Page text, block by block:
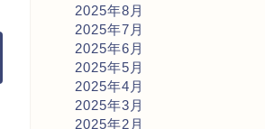
2025年8月
2025年7月
2025年6月
2025年5月
2025年4月
2025年3月
2025年2月